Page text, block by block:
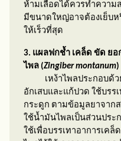
ห้ามเลือดได้ควรทำความ
มีขนาดใหญ่อาจต้องเย็บ
ให้เร็วที่สุด
3. แผลฟกช้ำ เคล็ด ขัด ยอ
ไพล (Zingiber montanum)
เหง้าไพลประกอบด้วย
อักเสบและแก้ปวด ใช้บรร
กระดูก ตามข้อมูลยาจาก
ใช้น้ำมันไพลเป็นส่วนปร
ใช้เพื่อบรรเทาอาการเค